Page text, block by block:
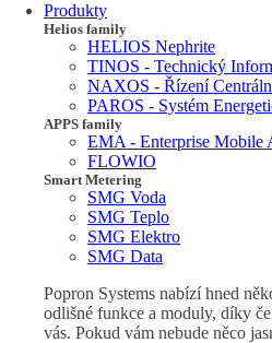
Produkty
Helios family
HELIOS Nephrite
TINOS - Technický
NAXOS - Řízení
PAROS - Systém
APPS family
EMA - Enterprise Mobile
FLOWIO
Smart Metering
SMG Voda
SMG Teplo
SMG Elektro
SMG Data
Popron Systems nabízí hned
odlišné funkce a moduly, díky
vás. Pokud vám nebude něco